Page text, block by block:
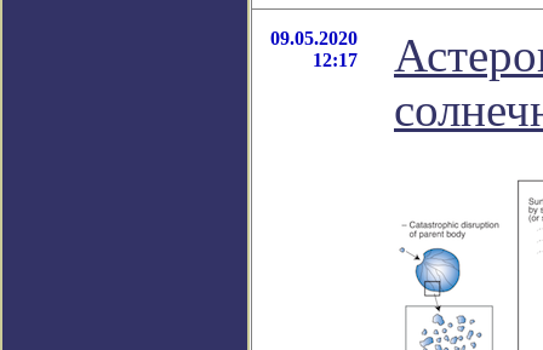
09.05.2020
12:17